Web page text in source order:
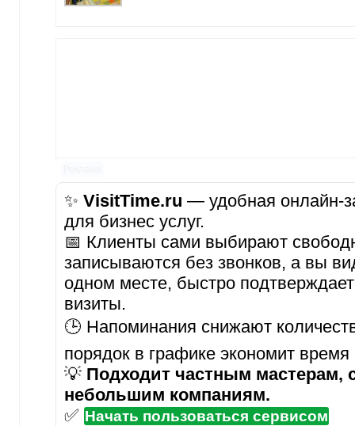
✨ VisitTime.ru — удобная онлайн-
для бизнес услуг.
📅 Клиенты сами выбирают
записываются без звонков, а вы
одном месте, быстро
визиты.
🕒 Напоминания снижают
порядок в графике экономит
💡 Подходит частным мастерам,
небольшим компаниям.
✅ Начать пользоваться сервисом